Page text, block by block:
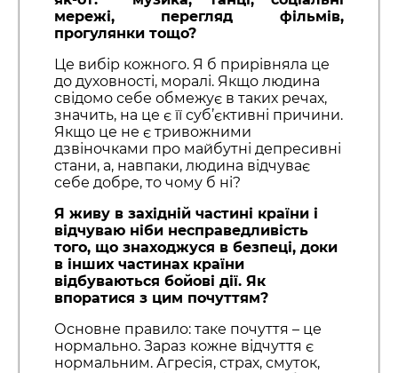
мережі, перегляд фільмів,
прогулянки тощо?
Це вибір кожного. Я б прирівняла це
до духовності, моралі. Якщо людина
свідомо себе обмежує в таких речах,
значить, на це є її суб’єктивні причини.
Якщо це не є тривожними
дзвіночками про майбутні депресивні
стани, а, навпаки, людина відчуває
себе добре, то чому б ні?
Я живу в західній частині країни і
відчуваю ніби несправедливість
того, що знаходжуся в безпеці, доки
в інших частинах країни
відбуваються бойові дії. Як
впоратися з цим почуттям?
Основне правило: таке почуття – це
нормально. Зараз кожне відчуття є
нормальним. Агресія, страх, смуток,